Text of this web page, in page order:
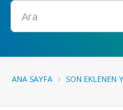
Ara
ANA SAYFA SON EKLENEN